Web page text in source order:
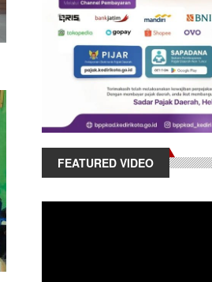
FEATURED VIDEO